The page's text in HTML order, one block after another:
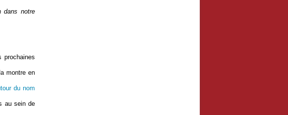
dans notre
prochaines
montre en
du nom
au sein de